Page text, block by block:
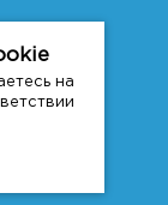
на